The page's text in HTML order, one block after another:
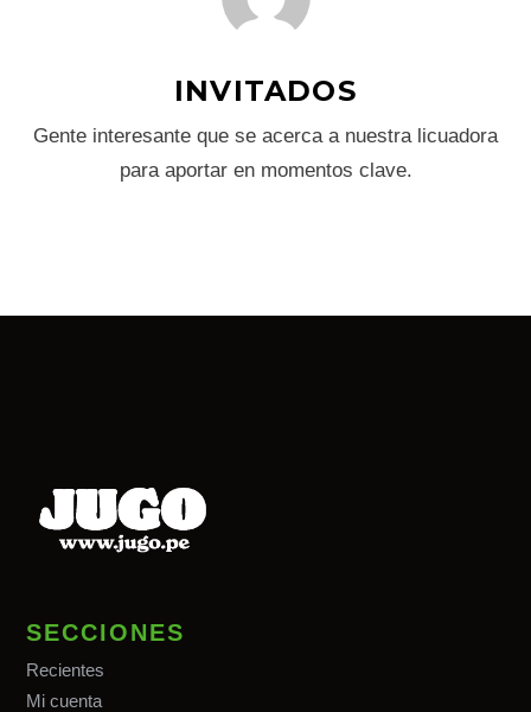
INVITADOS
Gente interesante que se acerca a nuestra licuadora
para aportar en momentos clave.
SECCIONES
Recientes
Mi cuenta